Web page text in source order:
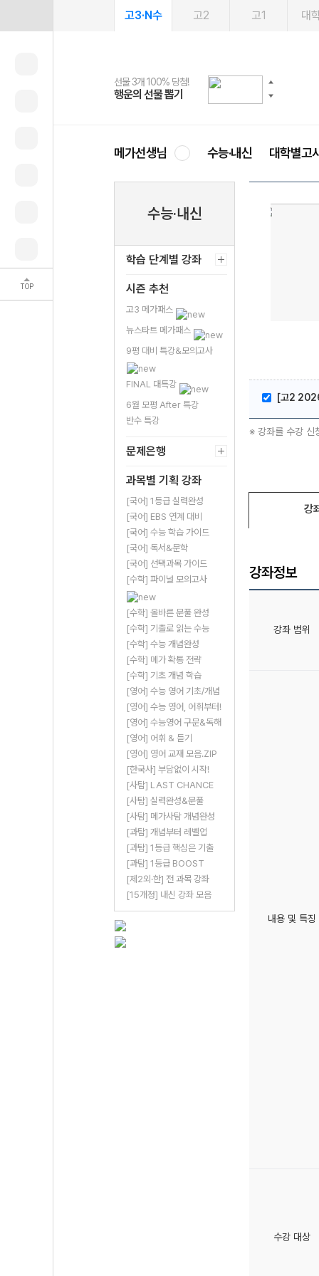
TOP
고3·N수 고2 고1 대
선물 3개 100% 당첨!
행운의 선물 뽑기
선물 100% 증정!
메가스터디 X 올리브
2027 러셀 단과
강사 공개선발
스마트러닝앱
설문 EVENT
메가패스
3일 무료 체험권
메가패스 수강생 무료혜택!
메가클럽 멤버십
사회공헌 캠페인
희망이룸 메가나눔
메가선생님 수능·내신 대학별고
수능·내신
학습 단계별 강좌
시즌 추천
고3 메가패스
뉴스타트 메가패스
9평 대비 특강&모의고사
FINAL 대특강
6월 모평 After 특강
반수 특강
문제은행
과목별 기획 강좌
[국어] 1등급 실력완성
[국어] EBS 연계 대비
[국어] 수능 학습 가이드
[국어] 독서&문학
[국어] 선택과목 가이드
[수학] 파이널 모의고사
[수학] 올바른 문풀 완성
[수학] 기출로 읽는 수능
[수학] 수능 개념완성
[수학] 메가 확통 전략
[수학] 기초 개념 학습
[영어] 수능 영어 기초/개념
[영어] 수능 영어, 어휘부터!
[영어] 수능영어 구문&독해
[영어] 어휘 & 듣기
[영어] 영어 교재 모음.ZIP
[한국사] 부담없이 시작!
[사탐] LAST CHANCE
[사탐] 실력완성&문풀
[사탐] 메가사탐 개념완성
[과탐] 개념부터 레벨업
[과탐] 1등급 핵심은 기출
[과탐] 1등급 BOOST
[제2외·한] 전 과목 강좌
[15개정] 내신 강좌 모음
[고2
※ 강좌를 수강 신
강
강좌정보
강좌 범위
내용 및 특징
수강 대상